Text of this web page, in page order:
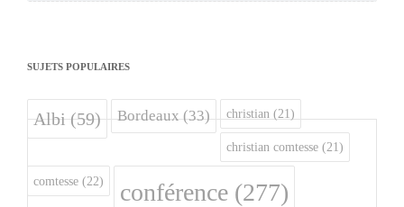
SUJETS POPULAIRES
Albi(59) Bordeaux(33) christian (21)
christian comtesse (21)
comtesse (22) conférence (277)